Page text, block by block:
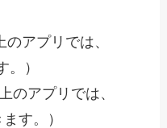
アプリでは、
）
のアプリでは、
す。）